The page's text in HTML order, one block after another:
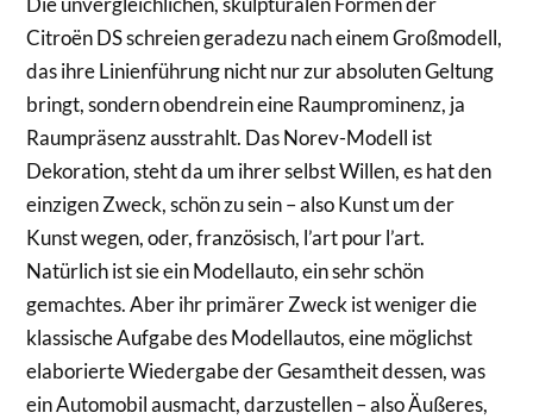
Citroën DS schreien geradezu nach einem Großmodell,
das ihre Linienführung nicht nur zur absoluten Geltung
bringt, sondern obendrein eine Raumprominenz, ja
Raumpräsenz ausstrahlt. Das Norev-Modell ist
Dekoration, steht da um ihrer selbst Willen, es hat den
einzigen Zweck, schön zu sein – also Kunst um der
Kunst wegen, oder, französisch, l’art pour l’art.
Natürlich ist sie ein Modellauto, ein sehr schön
gemachtes. Aber ihr primärer Zweck ist weniger die
klassische Aufgabe des Modellautos, eine möglichst
elaborierte Wiedergabe der Gesamtheit dessen, was
ein Automobil ausmacht, darzustellen – also Äußeres,